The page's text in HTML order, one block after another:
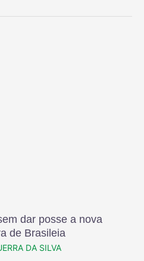
dar posse a nova
de Brasileia
DA SILVA